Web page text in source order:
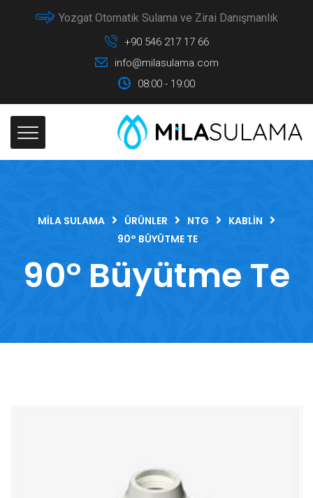
Yozgat Otomatik Sulama ve Zirai Danışmanlık
+90 546 217 17 66
info@milasulama.com
08:00 - 19:00
MILA SULAMA ÜRÜNLER NTG
KABLIN
90° BÜYÜTME TE
90° Büyütme Te